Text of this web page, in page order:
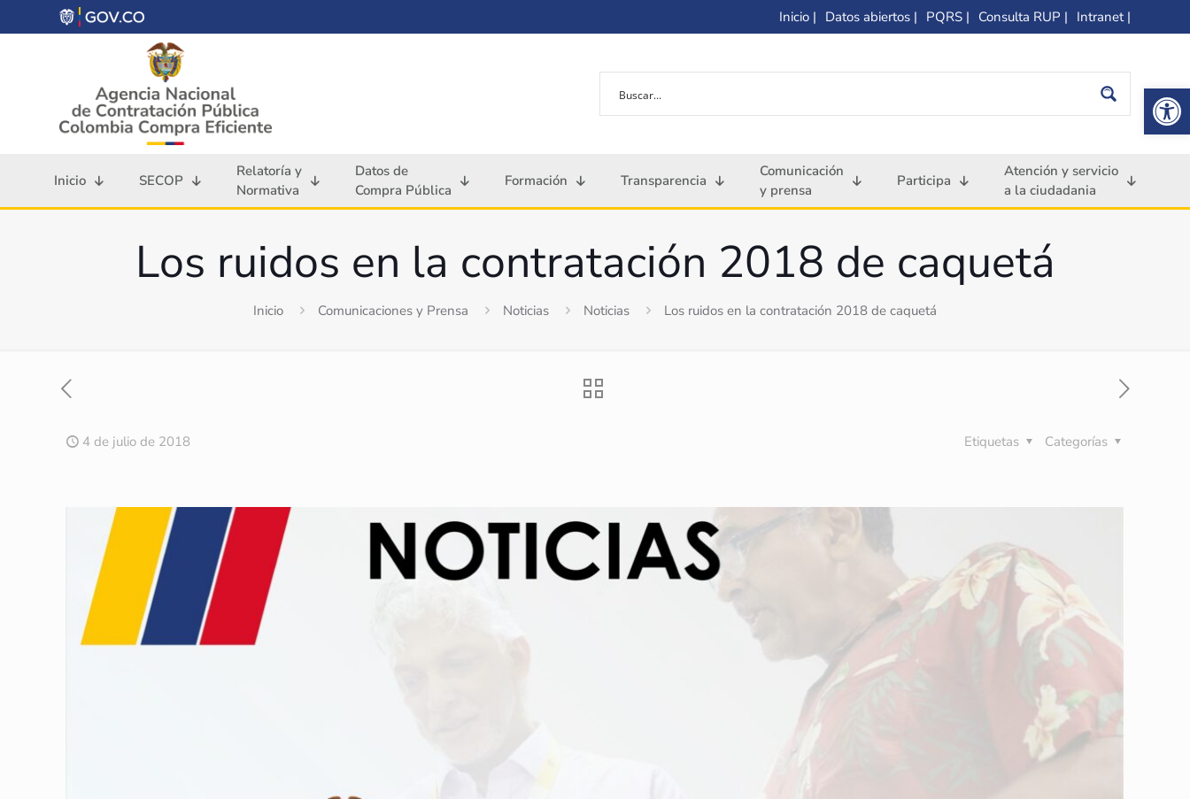
Inicio | Datos abiertos | PQRS | Consulta RUP | Intranet |
Inicio SECOP
Relatoría y
Normativa
Datos de
Compra Pública
Formación Transparencia
Comunicación
y prensa
Participa
Atención y servicio
a la ciudadania
Los ruidos en la contratación 2018 de caquetá
Inicio Comunicaciones y Prensa Noticias Noticias Los ruidos en la contratación 2018 de caquetá
4 de julio de 2018 Categorías
Etiquetas